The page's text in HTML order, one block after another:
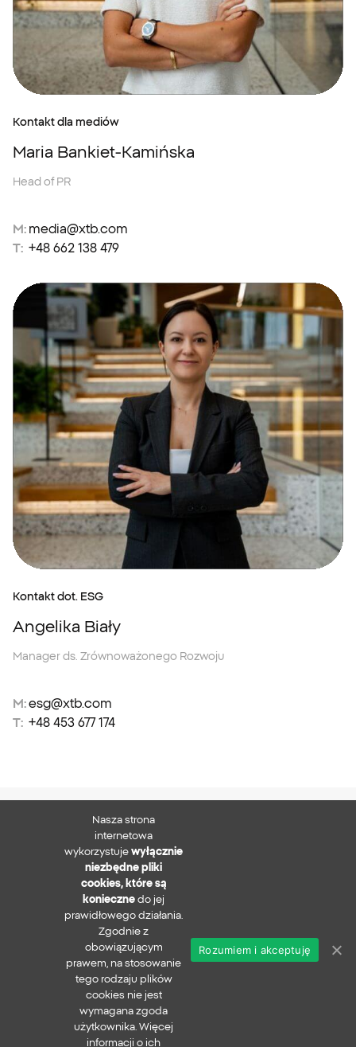
Kontakt dla mediów
Maria Bankiet-Kamińska
Head of PR
M: media@xtb.com
T: +48 662 138 479
Kontakt dot. ESG
Angelika Biały
Manager ds. Zrównoważonego Rozwoju
M:esg@xtb.com
T: +48 453 677 174
XTB S.A.
Zapisz się do newslettera
2026
Polityka prywatności
Zgłaszanie nadużyć
Bezpieczeństwo w sieci
Nasza strona
internetowa
wykorzystuje wyłącznie
niezbędne pliki
cookies, które są
konieczne do jej
prawidłowego działania.
Zgodnie z
obowiązującym
prawem, na stosowanie
tego rodzaju plików
cookies nie jest
wymagana zgoda
użytkownika. Więcej
informacji o ich
Rozumiem i akceptuję